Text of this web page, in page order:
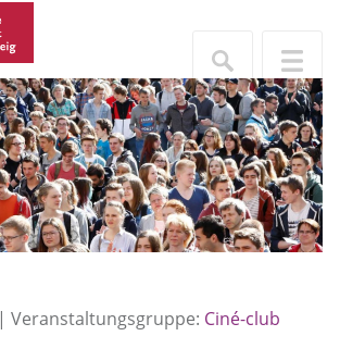
| Veranstaltungsgruppe: Ciné-club